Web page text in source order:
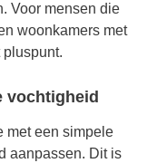
Voor mensen die
woonkamers met
vochtigheid
met een simpele
aanpassen. Dit is